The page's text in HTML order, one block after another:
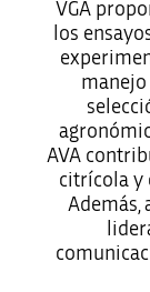
VGA
los
AVA
citrícola y
Además,